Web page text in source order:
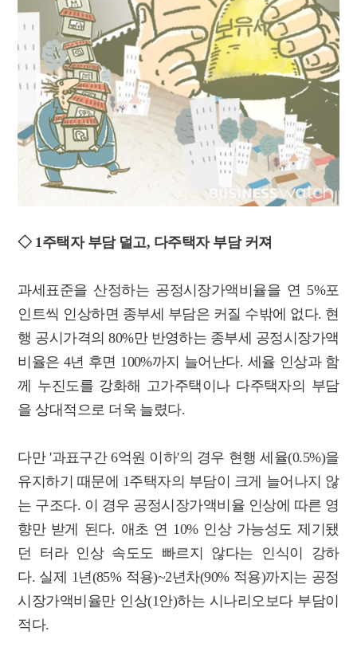
◇ 1주택자 부담 덜고, 다주택자 부담 커져
과세표준을 산정하는 공정시장가액비율을 연 5%포
인트씩 인상하면 종부세 부담은 커질 수밖에 없다. 현
행 공시가격의 80%만 반영하는 종부세 공정시장가액
비율은 4년 후면 100%까지 늘어난다. 세율 인상과 함
께 누진도를 강화해 고가주택이나 다주택자의 부담
을 상대적으로 더욱 늘렸다.
다만 '과표구간 6억원 이하'의 경우 현행 세율(0.5%)을
유지하기 때문에 1주택자의 부담이 크게 늘어나지 않
는 구조다. 이 경우 공정시장가액비율 인상에 따른 영
향만 받게 된다. 애초 연 10% 인상 가능성도 제기됐
던 터라 인상 속도도 빠르지 않다는 인식이 강하
다. 실제 1년(85% 적용)~2년차(90% 적용)까지는 공정
시장가액비율만 인상(1안)하는 시나리오보다 부담이
적다.